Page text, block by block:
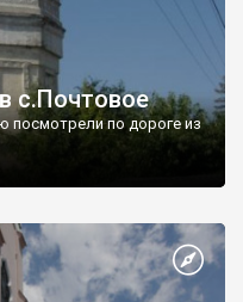
с.Почтовое
по дороге из